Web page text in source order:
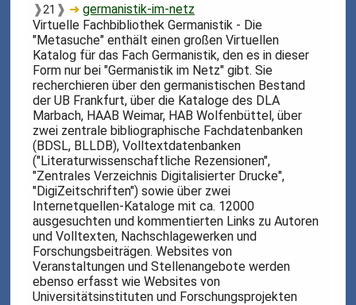
❱21 ❱ ➜germanistik-im-netz
Virtuelle Fachbibliothek Germanistik - Die
"Metasuche" enthält einen großen Virtuellen
Katalog für das Fach Germanistik, den es in dieser
Form nur bei "Germanistik im Netz" gibt. Sie
recherchieren über den germanistischen Bestand
der UB Frankfurt, über die Kataloge des DLA
Marbach, HAAB Weimar, HAB Wolfenbüttel, über
zwei zentrale bibliographische Fachdatenbanken
(BDSL, BLLDB), Volltextdatenbanken
("Literaturwissenschaftliche Rezensionen",
"Zentrales Verzeichnis Digitalisierter Drucke",
"DigiZeitschriften") sowie über zwei
Internetquellen-Kataloge mit ca. 12000
ausgesuchten und kommentierten Links zu Autoren
und Volltexten, Nachschlagewerken und
Forschungsbeiträgen. Websites von
Veranstaltungen und Stellenangebote werden
ebenso erfasst wie Websites von
Universitätsinstituten und Forschungsprojekten